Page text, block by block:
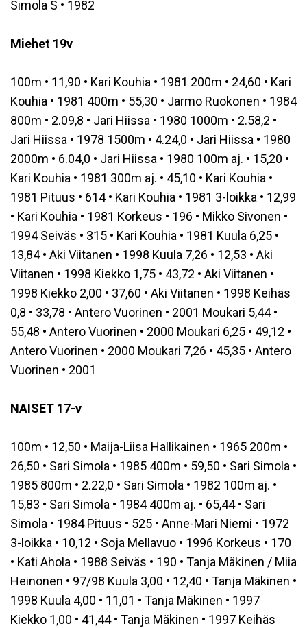
Simola S • 1982
Miehet 19v
100m • 11,90 • Kari Kouhia • 1981 200m • 24,60 • Kari
Kouhia • 1981 400m • 55,30 • Jarmo Ruokonen • 1984
800m • 2.09,8 • Jari Hiissa • 1980 1000m • 2.58,2 •
Jari Hiissa • 1978 1500m • 4.24,0 • Jari Hiissa • 1980
2000m • 6.04,0 • Jari Hiissa • 1980 100m aj. • 15,20 •
Kari Kouhia • 1981 300m aj. • 45,10 • Kari Kouhia •
1981 Pituus • 614 • Kari Kouhia • 1981 3-loikka • 12,99
• Kari Kouhia • 1981 Korkeus • 196 • Mikko Sivonen •
1994 Seiväs • 315 • Kari Kouhia • 1981 Kuula 6,25 •
13,84 • Aki Viitanen • 1998 Kuula 7,26 • 12,53 • Aki
Viitanen • 1998 Kiekko 1,75 • 43,72 • Aki Viitanen •
1998 Kiekko 2,00 • 37,60 • Aki Viitanen • 1998 Keihäs
0,8 • 33,78 • Antero Vuorinen • 2001 Moukari 5,44 •
55,48 • Antero Vuorinen • 2000 Moukari 6,25 • 49,12 •
Antero Vuorinen • 2000 Moukari 7,26 • 45,35 • Antero
Vuorinen • 2001
NAISET 17-v
100m • 12,50 • Maija-Liisa Hallikainen • 1965 200m •
26,50 • Sari Simola • 1985 400m • 59,50 • Sari Simola •
1985 800m • 2.22,0 • Sari Simola • 1982 100m aj. •
15,83 • Sari Simola • 1984 400m aj. • 65,44 • Sari
Simola • 1984 Pituus • 525 • Anne-Mari Niemi • 1972
3-loikka • 10,12 • Soja Mellavuo • 1996 Korkeus • 170
• Kati Ahola • 1988 Seiväs • 190 • Tanja Mäkinen / Miia
Heinonen • 97/98 Kuula 3,00 • 12,40 • Tanja Mäkinen •
1998 Kuula 4,00 • 11,01 • Tanja Mäkinen • 1997
Kiekko 1,00 • 41,44 • Tanja Mäkinen • 1997 Keihäs